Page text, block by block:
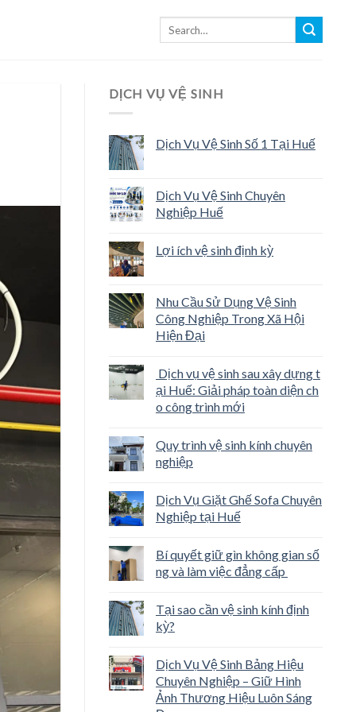
DỊCH VỤ VỆ SINH
Dịch Vụ Vệ Sinh Số 1 Tại Huế
Dịch Vụ Vệ Sinh Chuyên
Nghiệp Huế
Lợi ích vệ sinh định kỳ
Nhu Cầu Sử Dụng Vệ Sinh
Công Nghiệp Trong Xã Hội
Hiện Đại
Dịch vụ vệ sinh sau xây dựng t
ại Huế: Giải pháp toàn diện ch
o công trình mới
Quy trình vệ sinh kính chuyên
nghiệp
Dịch Vụ Giặt Ghế Sofa Chuyên
Nghiệp tại Huế
Bí quyết giữ gìn không gian số
ng và làm việc đẳng cấp
Tại sao cần vệ sinh kính định
kỳ?
Dịch Vụ Vệ Sinh Bảng Hiệu
Chuyên Nghiệp – Giữ Hình
Ảnh Thương Hiệu Luôn Sáng